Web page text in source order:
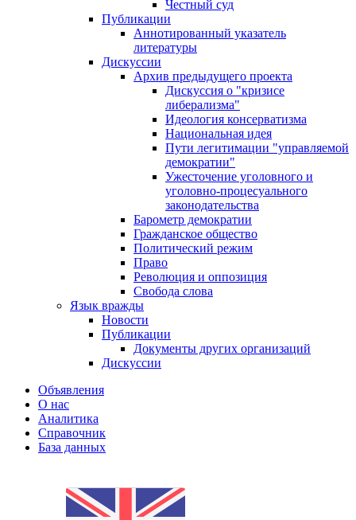
Честный суд
Публикации
Аннотированный указатель
литературы
Дискуссии
Архив предыдущего проекта
Дискуссия о "кризисе
либерализма"
Идеология консерватизма
Национальная идея
Пути легитимации "управляемой
демократии"
Ужесточение уголовного и
уголовно-процесуального
законодательства
Барометр демократии
Гражданское общество
Политический режим
Право
Революция и оппозиция
Свобода слова
Язык вражды
Новости
Публикации
Документы других организаций
Дискуссии
Объявления
О нас
Аналитика
Справочник
База данных